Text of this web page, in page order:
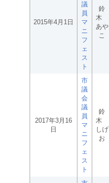
2015年4月1日
議
員
マ
ニ
フ
ェ
ス
ト
鈴
木
あや
こ
2017年3月16
日
市
議
会
議
員
マ
ニ
フ
ェ
ス
ト
鈴
木
しげ
お